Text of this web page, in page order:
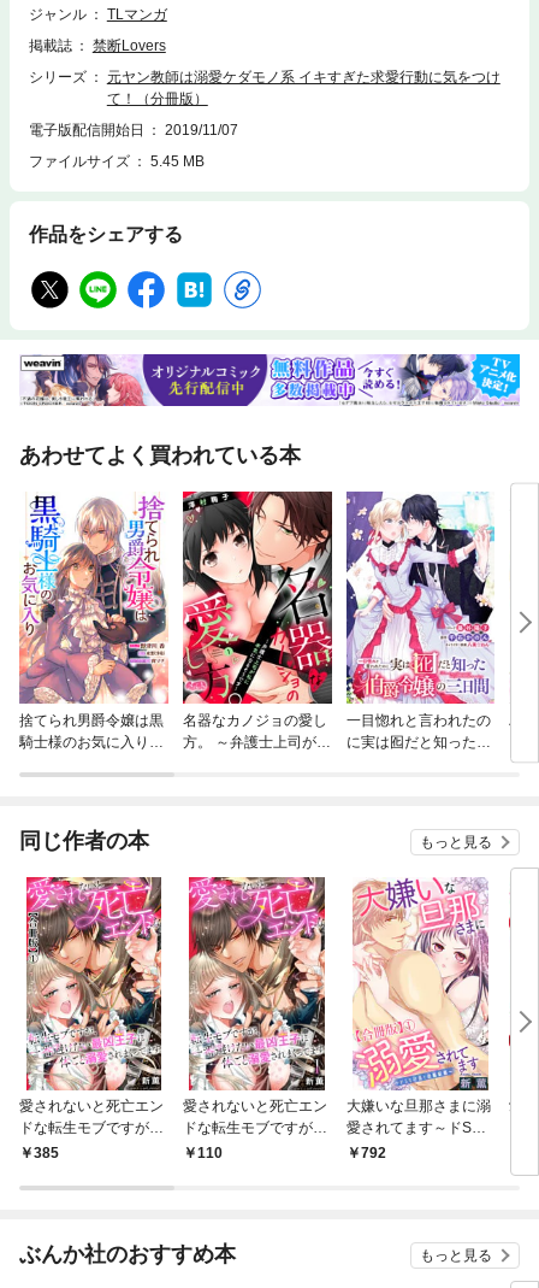
0」に収録されております。重複購入にご注意下さい。
ジャンル
TLマンガ
掲載誌
禁断Lovers
シリーズ
元ヤン教師は溺愛ケダモノ系 イキすぎた求愛行動に気をつけ
て！（分冊版）
電子版配信開始日
2019/11/07
ファイルサイズ
5.45 MB
作品をシェアする
あわせてよく買われている本
捨てられ男爵令嬢は黒
騎士様のお気に入り
名器なカノジョの愛し
方。 ～弁護士上司が私
一目惚れと言われたの
に実は囮だと知った伯
ハ
同じ作者の本 もっと見る
愛されないと死亡エン
ドな転生モブですが、
一番避けたい最凶王子
ってます【合冊版】1
385
愛されないと死亡エン
ドな転生モブですが、
一番避けたい最凶王子
110
大嫌いな旦那さまに溺
愛されてます～ドSな
社長と政略結婚～【合
792
愛
に
ぶんか社のおすすめ本 もっと見る